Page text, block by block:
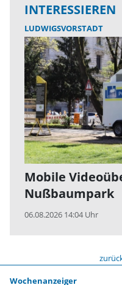
INTERESSIEREN
LUDWIGSVORSTADT
Mobile
Nußbaumpark
06.08.2026 14:04 Uhr
Wochenanzeiger